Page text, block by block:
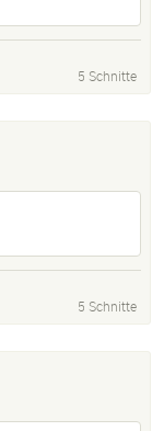
5 Schnitte
5 Schnitte